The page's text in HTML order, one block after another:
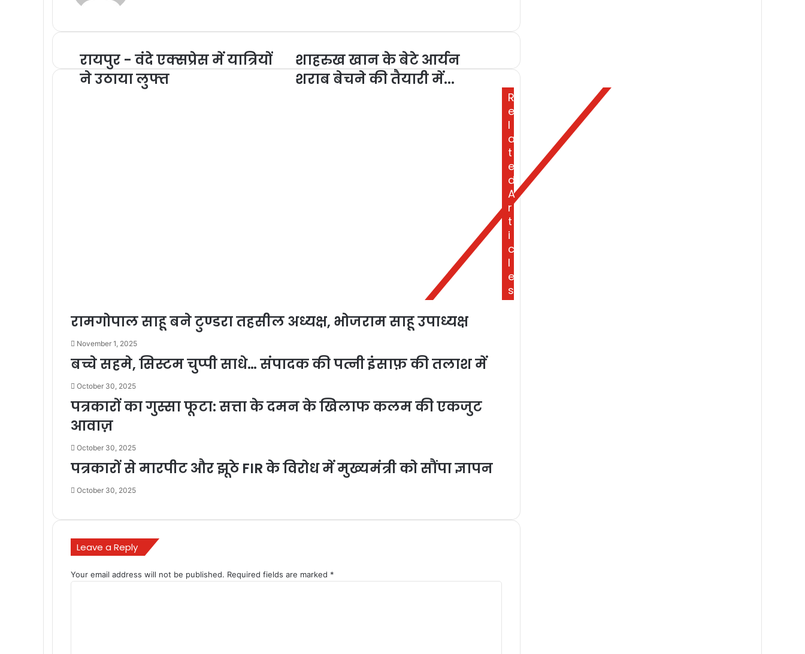
रायपुर - वंदे एक्सप्रेस में यात्रियों
ने उठाया लुफ्त
शाहरुख खान के बेटे आर्यन
शराब बेचने की तैयारी में...
R
e
l
a
t
e
d
A
r
t
i
c
l
e
s
रामगोपाल साहू बने टुण्डरा तहसील अध्यक्ष, भोजराम साहू उपाध्यक्ष
November 1, 2025
बच्चे सहमे, सिस्टम चुप्पी साधे… संपादक की पत्नी इंसाफ़ की तलाश में
October 30, 2025
पत्रकारों का गुस्सा फूटा: सत्ता के दमन के खिलाफ कलम की एकजुट
आवाज़
October 30, 2025
पत्रकारों से मारपीट और झूठे FIR के विरोध में मुख्यमंत्री को सौंपा ज्ञापन
October 30, 2025
Leave a Reply
Your email address will not be published. Required fields are marked *